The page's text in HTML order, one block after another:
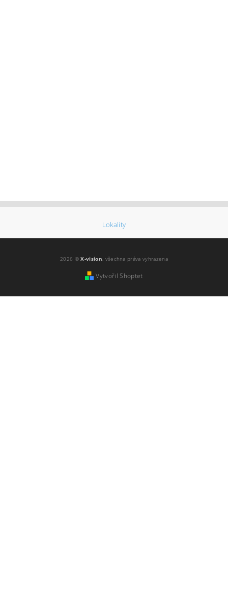
Lokality
2026 ©X-vision, všechna práva vyhrazena
Vytvořil Shoptet